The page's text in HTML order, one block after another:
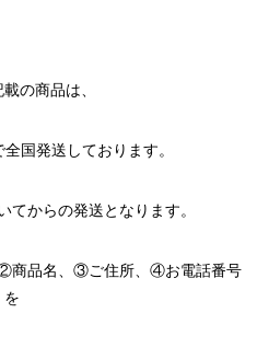
の商品は、
国発送しております。
てからの発送となります。
商品名、③ご住所、④お電話番号
を